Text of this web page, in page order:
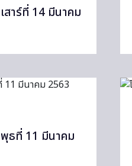
สาร์ที่ 14 มีนาคม
ธที่ 11 มีนาคม